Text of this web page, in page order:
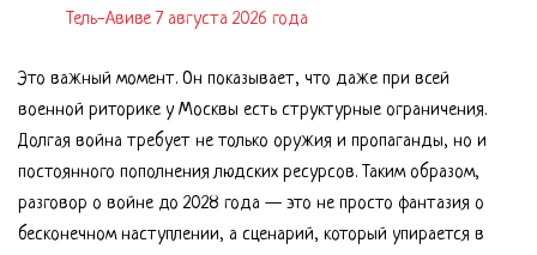
Тель-Авиве 7 августа 2026 года
Это важный момент. Он показывает, что даже при всей
военной риторике у Москвы есть структурные ограничения.
Долгая война требует не только оружия и пропаганды, но и
постоянного пополнения людских ресурсов. Таким образом,
разговор о войне до 2028 года — это не просто фантазия о
бесконечном наступлении, а сценарий, который упирается в